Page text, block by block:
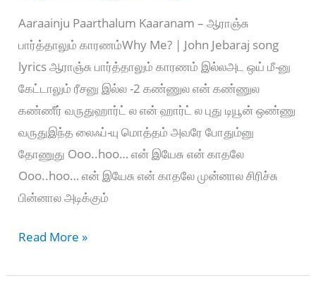
Aaraainju Paarthalum Kaaranam – ஆராஞ்சு
பார்த்தாலும் காரணம்Why Me? | John Jebaraj song
lyrics ஆராஞ்சு பார்த்தாலும் காரணம் இல்லஅட ஒய் மீ-னு
கேட்டாலும் ரீசனு இல்ல -2 கண்ணுல என் கண்ணுல
கண்ணீர் வருதுஹார்ட் ல என் ஹார்ட் ல புது டியூன் ஒண்ணு
வருதுஇந்த லைஃப்-யு மொத்தம் அவரே போதும்னு
தோணுது Ooo..hoo… என் இயேசு என் காதலே
Ooo..hoo… என் இயேசு என் காதலே முன்னால சிரிச்சு
பின்னால அடிக்கும்
ஆராஞ்சு
காரணம்
Read More »